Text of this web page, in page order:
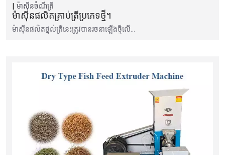
ម៉ាស៊ីនចំណីត្រី
ម៉ាស៊ីនផលិតគ្រាប់ត្រីប្រភេទថ្មី។
ម៉ាស៊ីនផលិតថ្នល់ត្រីនេះត្រូវបានរចនាឡើងថ្មីលើ…